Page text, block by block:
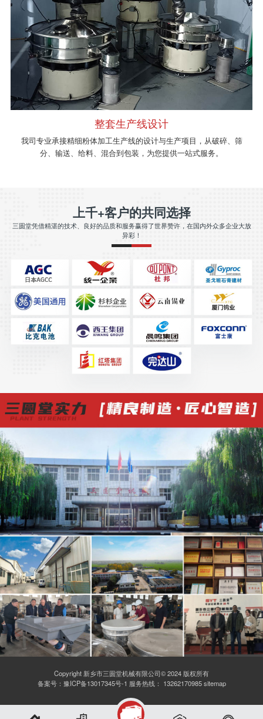
整套生产线设计
我司专业承接精细粉体加工生产线的设计与生产项目，从破碎、筛
分、输送、给料、混合到包装，为您提供一站式服务。
上千+客户的共同选择
三圆堂凭借精湛的技术、良好的品质和服务赢得了世界赞许，在国内外众多企业大放
异彩！
Copyright 新乡市三圆堂机械有限公司© 2024 版权所有
备案号： 豫ICP备13017345号-1 服务热线： 13262170985 sitemap